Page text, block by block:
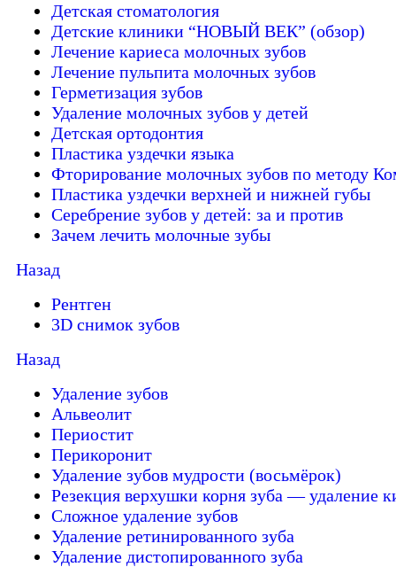
Детская стоматология
Детские клиники “НОВЫЙ ВЕК” (обзор)
Лечение кариеса молочных зубов
Лечение пульпита молочных зубов
Герметизация зубов
Удаление молочных зубов у детей
Детская ортодонтия
Пластика уздечки языка
Фторирование молочных зубов по методу
Пластика уздечки верхней и нижней губы
Серебрение зубов у детей: за и против
Зачем лечить молочные зубы
Назад
Рентген
3D снимок зубов
Назад
Удаление зубов
Альвеолит
Периостит
Перикоронит
Удаление зубов мудрости (восьмёрок)
Резекция верхушки корня зуба — удаление
Сложное удаление зубов
Удаление ретинированного зуба
Удаление дистопированного зуба